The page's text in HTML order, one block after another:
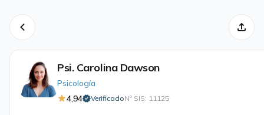
Psi. Carolina Dawson
Psicología
4,94
VerificadoNº SIS: 11125·